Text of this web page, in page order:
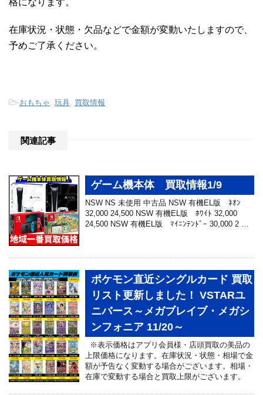
在庫状況・状態・欠品などで金額が変動いたしますので、
予めご了承ください。
-おもちゃ 玩具 買取情報
関連記事
ゲーム機本体 買取情報1/9
NSW NS 未使用 中古品 NSW 有機EL版 ﾈｵﾝ
32,000 24,500 NSW 有機EL版 ﾎﾜｲﾄ 32,000
24,500 NSW 有機EL版 ﾏｲﾆﾝﾃﾝﾄﾞｰ 30,000 2 …
ポケモン直近シングルカード 買取
リスト更新しました！ VSTARユ
ニバース～メガブレイブ・メガシ
ンフォニア 11/20～
※表示価格はアプリ会員様・店頭買取の美品の
上限価格になります。在庫状況・状態・相場で金
額が予告なく変動する場合がございます。相場・
在庫で変動する場合と買取上限がございます。